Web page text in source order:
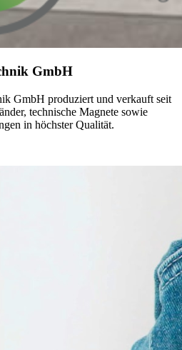
GmbH
GmbH produziert und verkauft seit
technische Magnete sowie
in höchster Qualität.